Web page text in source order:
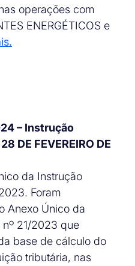
operações com
ENERGÉTICOS e
– Instrução
DE FEVEREIRO DE
da Instrução
Foram
Anexo Único da
21/2023 que
base de cálculo do
tributária, nas